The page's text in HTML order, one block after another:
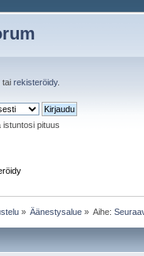
tai rekisteröidy.
istuntosi pituus
» Äänestysalue» Aihe: